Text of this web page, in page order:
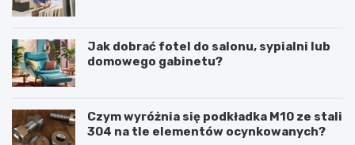
Jak dobrać fotel do salonu, sypialni lub
domowego gabinetu?
Czym wyróżnia się podkładka M10 ze stali
304 na tle elementów ocynkowanych?